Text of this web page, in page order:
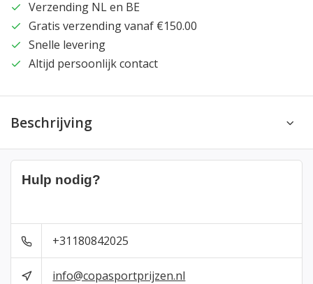
Verzending NL en BE
Gratis verzending vanaf €150.00
Snelle levering
Altijd persoonlijk contact
Beschrijving
Hulp nodig?
+31180842025
info@copasportprijzen.nl